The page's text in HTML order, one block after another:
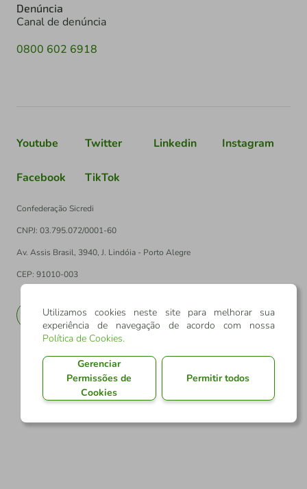
Denúncia
Canal de denúncia
0800 602 6918
Youtube Twitter Linkedin Instagram
Facebook TikTok
Confederação Sicredi
CNPJ: 03.795.072/0001-60
Av. Assis Brasil, 3940, J. Lindóia - Porto Alegre
CEP: 91010-003
EN
Utilizamos cookies neste site para melhorar sua
experiência de navegação de acordo com nossa
Política de Cookies.
Gerenciar
Permissões de
Cookies
Permitir todos